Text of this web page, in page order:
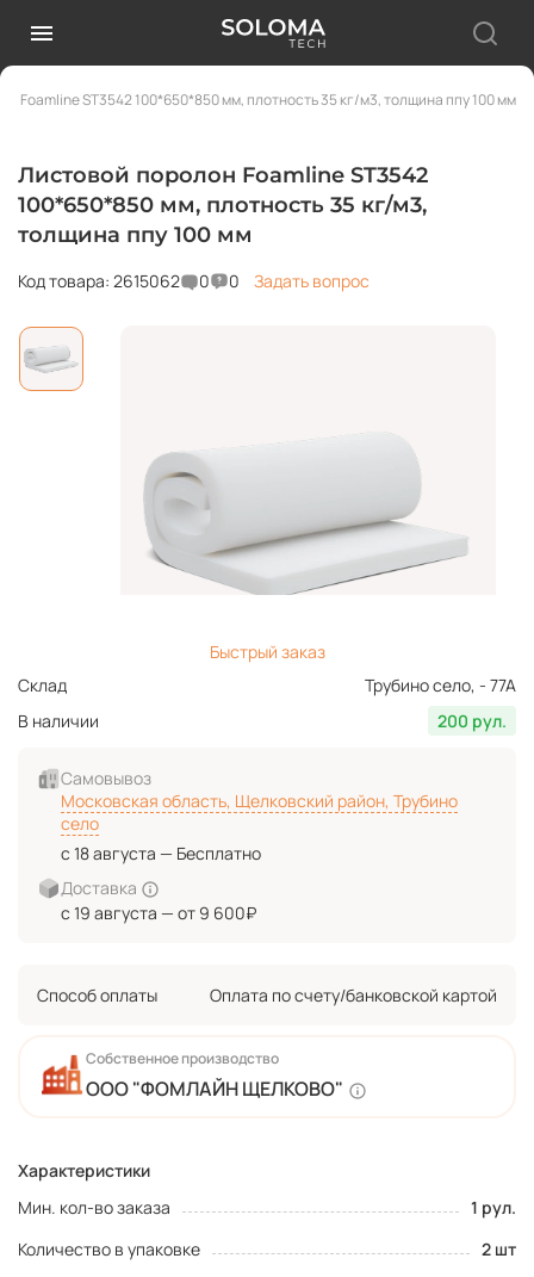
Foamline ST3542 100*650*850 мм, плотность 35 кг/м3, толщина ппу 100 мм
Листовой поролон Foamline ST3542
100*650*850 мм, плотность 35 кг/м3,
толщина ппу 100 мм
Код товара: 2615062 0 0 Задать вопрос
Характеристики
Мин. кол-во заказа
1 рул.
Количество в упаковке
2 шт
Собственное производство
ООО "ФОМЛАЙН ЩЕЛКОВО"
Быстрый заказ
Склад
Трубино село, - 77А
В наличии
200 рул.
Самовывоз
Московская область, Щелковский район, Трубино
село
с 18 августа — Бесплатно
Доставка
с 19 августа — от 9 600₽
Способ оплаты Оплата по счету/банковской картой